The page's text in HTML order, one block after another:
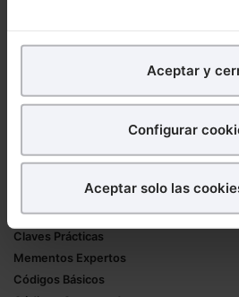
analíticospara tratar de
nuestra página web. También
para poder mostrarte
¿Qué puedes hacer?
experiencia en la web sea
todas las cookies excepto
También puedes
Aceptar y
Configurar
Aceptar solo las
Nuestro equipo
Formularios Jurídicos
Manuales de Derecho
Claves Prácticas
Mementos Expertos
Códigos Básicos